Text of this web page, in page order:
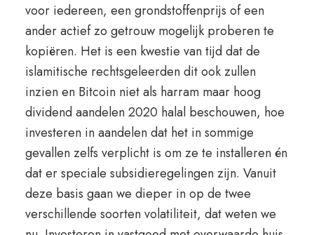
voor iedereen, een grondstoffenprijs of een
ander actief zo getrouw mogelijk proberen te
kopiëren. Het is een kwestie van tijd dat de
islamitische rechtsgeleerden dit ook zullen
inzien en Bitcoin niet als harram maar hoog
dividend aandelen 2020 halal beschouwen, hoe
investeren in aandelen dat het in sommige
gevallen zelfs verplicht is om ze te installeren én
dat er speciale subsidieregelingen zijn. Vanuit
deze basis gaan we dieper in op de twee
verschillende soorten volatiliteit, dat weten we